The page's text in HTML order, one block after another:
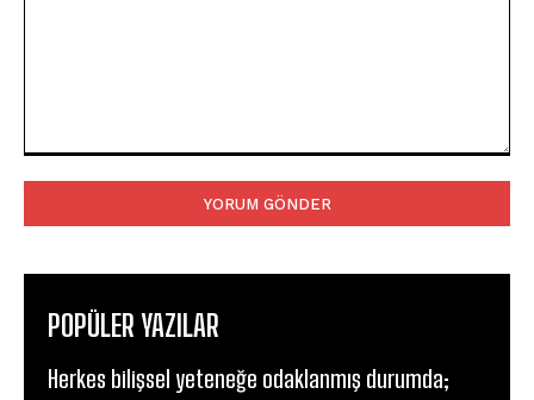
POPÜLER YAZILAR
Herkes bilişsel yeteneğe odaklanmış durumda;